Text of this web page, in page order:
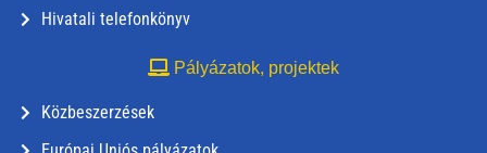
Hivatali telefonkönyv
Pályázatok, projektek
Közbeszerzések